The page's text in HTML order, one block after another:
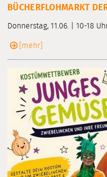
BÜCHERFLOHMARKT
Donnerstag, 11.06. | 10-18
[mehr]